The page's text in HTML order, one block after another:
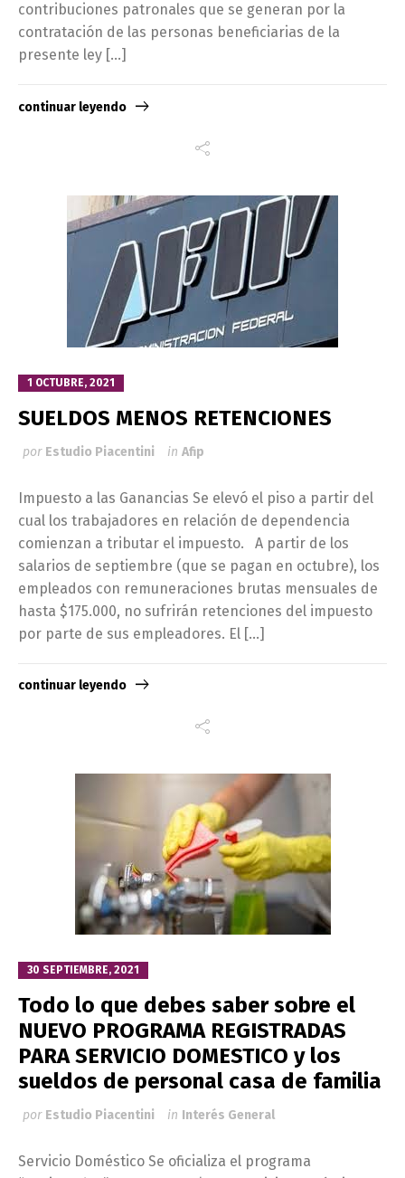
contribuciones patronales que se generan por la
contratación de las personas beneficiarias de la
presente ley […]
continuar leyendo
1 OCTUBRE, 2021
SUELDOS MENOS RETENCIONES
por Estudio Piacentini in Afip
Impuesto a las Ganancias Se elevó el piso a partir del
cual los trabajadores en relación de dependencia
comienzan a tributar el impuesto. A partir de los
salarios de septiembre (que se pagan en octubre), los
empleados con remuneraciones brutas mensuales de
hasta $175.000, no sufrirán retenciones del impuesto
por parte de sus empleadores. El […]
continuar leyendo
30 SEPTIEMBRE, 2021
Todo lo que debes saber sobre el
NUEVO PROGRAMA REGISTRADAS
PARA SERVICIO DOMESTICO y los
sueldos de personal casa de familia
por Estudio Piacentini in Interés General
Servicio Doméstico Se oficializa el programa